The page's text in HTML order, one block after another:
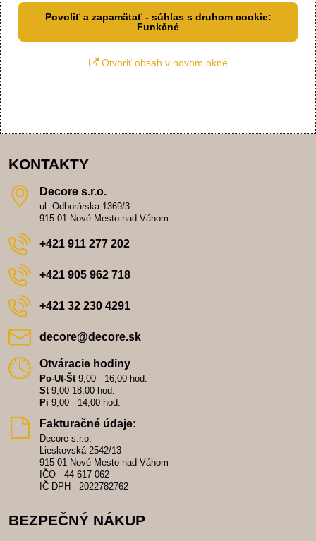
Povoliť a zapamätať - súhlas s druhom cookie:
Funkčné
Otvoriť obsah v novom okne
KONTAKTY
Decore s​.r​.o​.
ul. Odborárska 1369/3
915 01 Nové Mesto nad Váhom
+421 911 277 202
+421 905 962 718
+421 32 230 4291
decore​@decore​.sk
Otváracie hodiny
Po-Ut-Št 9,00 - 16,00 hod.
St 9,00-18,00 hod.
Pi 9,00 - 14,00 hod.
Fakturačné údaje:
Decore s.r.o.
Lieskovská 2542/13
915 01 Nové Mesto nad Váhom
IČO - 44 617 062
IČ DPH - 2022782762
BEZPEČNÝ NÁKUP